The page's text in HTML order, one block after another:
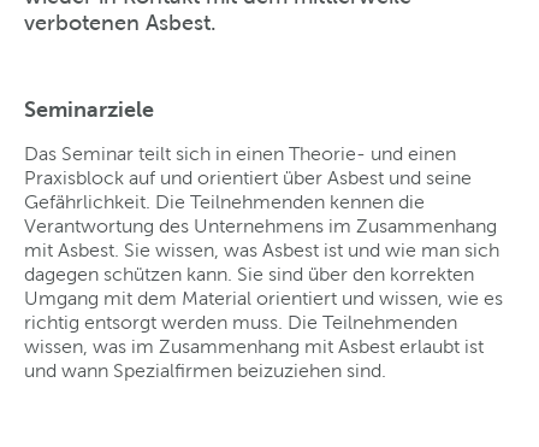
verbotenen Asbest.
Seminarziele
Das Seminar teilt sich in einen Theorie- und einen
Praxisblock auf und orientiert über Asbest und seine
Gefährlichkeit. Die Teilnehmenden kennen die
Verantwortung des Unternehmens im Zusammenhang
mit Asbest. Sie wissen, was Asbest ist und wie man sich
dagegen schützen kann. Sie sind über den korrekten
Umgang mit dem Material orientiert und wissen, wie es
richtig entsorgt werden muss. Die Teilnehmenden
wissen, was im Zusammenhang mit Asbest erlaubt ist
und wann Spezialfirmen beizuziehen sind.